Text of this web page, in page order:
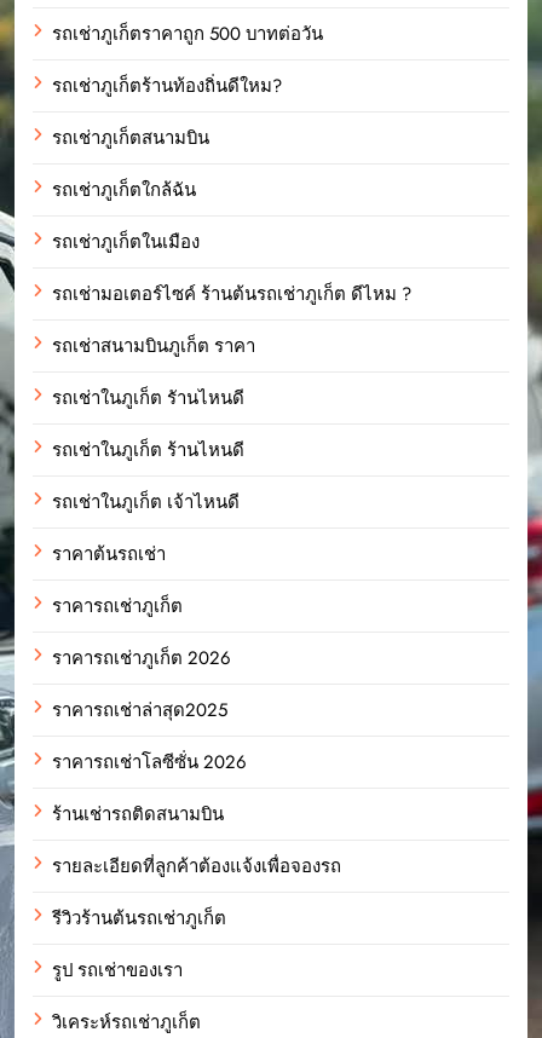
รถเช่าภูเก็ตราคาถูก 500 บาทต่อวัน
รถเช่าภูเก็ตร้านท้องถิ่นดีใหม?
รถเช่าภูเก็ตสนามบิน
รถเช่าภูเก็ตใกล้ฉัน
รถเช่าภูเก็ตในเมือง
รถเช่ามอเตอร์ไซค์ ร้านต้นรถเช่าภูเก็ต ดีไหม ?
รถเช่าสนามบินภูเก็ต ราคา
รถเช่าในภูเก็ต รัานไหนดี
รถเช่าในภูเก็ต ร้านไหนดี
รถเช่าในภูเก็ต เจ้าไหนดี
ราคาต้นรถเช่า
ราคารถเช่าภูเก็ต
ราคารถเช่าภูเก็ต 2026
ราคารถเช่าล่าสุด2025
ราคารถเช่าโลซีซั่น 2026
ร้านเช่ารถติดสนามบิน
รายละเอียดที่ลูกค้าต้องแจ้งเพื่อจองรถ
รีวิวร้านต้นรถเช่าภูเก็ต
รูป รถเช่าของเรา
วิเคระห์รถเช่าภูเก็ต